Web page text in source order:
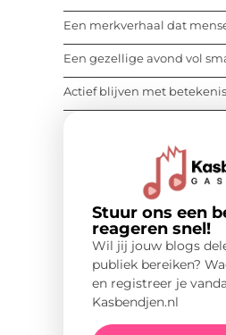
Een merkverhaal dat
Een gezellige avond vol
Actief blijven met
Stuur ons een
reageren snel!
Wil jij jouw blogs
publiek bereiken?
en registreer je
Kasbendjen.nl